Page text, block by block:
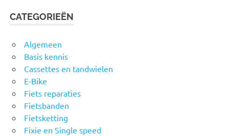
CATEGORIEËN
Algemeen
Basis kennis
Cassettes en tandwielen
E-Bike
Fiets reparaties
Fietsbanden
Fietsketting
Fixie en Single speed